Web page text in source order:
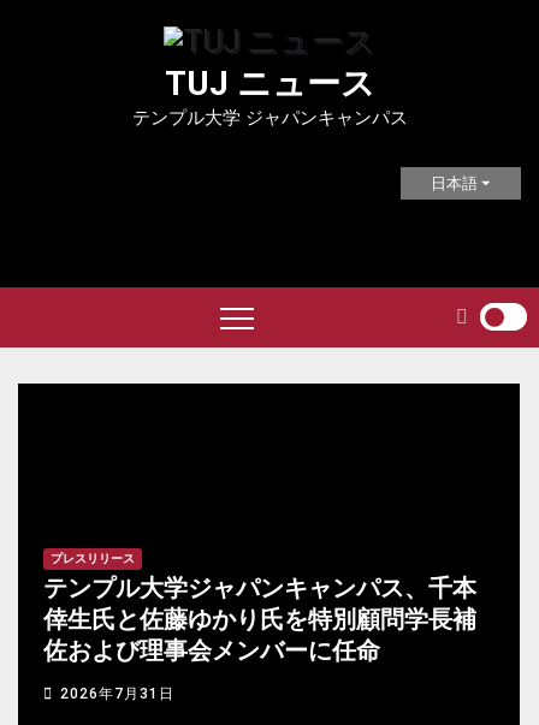
TUJ ニュース
テンプル大学 ジャパンキャンパス
日本語
プレスリリース
テンプル大学ジャパンキャンパス、千本
倖生氏と佐藤ゆかり氏を特別顧問学長補
佐および理事会メンバーに任命
2026年7月31日